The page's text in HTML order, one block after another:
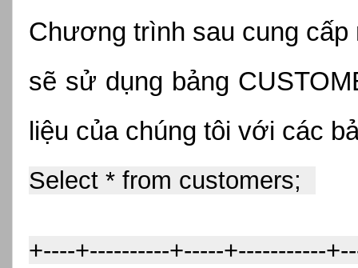
Chương trình sau cung cấp
sẽ sử dụng bảng
liệu của chúng tôi với các
Select * from customers;
+----+----------+-----+-----------